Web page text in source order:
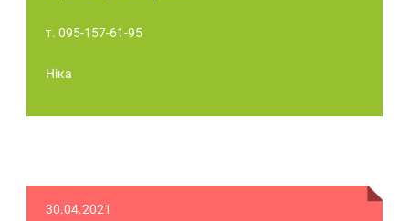
т. 095-157-61-95
Ніка
30.04.2021